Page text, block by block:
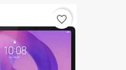
favorite_border